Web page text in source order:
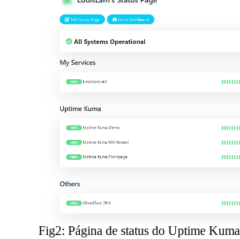
Fig2: Página de status do Uptime Kuma